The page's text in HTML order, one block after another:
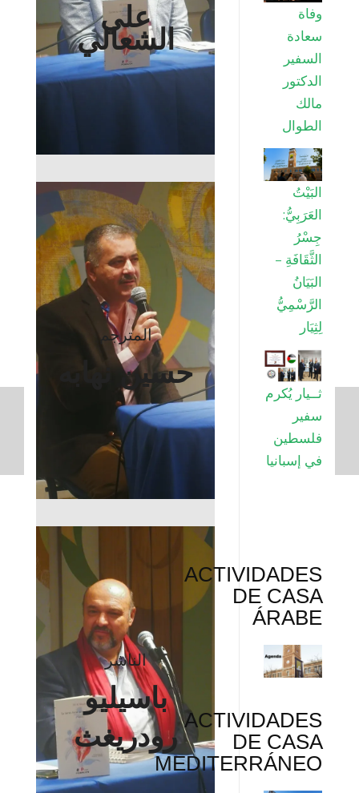
علي
الشعالي
المترجم
حسين نهابه
الناشر
باسيليو
رودريغث
وفاة
سعادة
السفير
الدكتور
مالك
الطوال
البَيْتُ
العَرَبِيُّ:
جِسْرُ
الثَّقَافَةِ –
البَيَانُ
الرَّسْمِيُّ
لِثِيَار
ثــيار يُكرم
سفير
فلسطين
في إسبانيا
ACTIVIDADES
DE CASA
ÁRABE
ACTIVIDADES
DE CASA
MEDITERRÁNEO